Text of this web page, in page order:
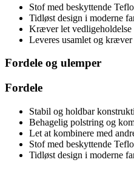
Stof med beskyttende
Tidløst design i moderne
Kræver let vedligeholdelse
Leveres usamlet og
Fordele og ulemper
Fordele
Stabil og holdbar
Behagelig polstring og
Let at kombinere med
Stof med beskyttende
Tidløst design i moderne